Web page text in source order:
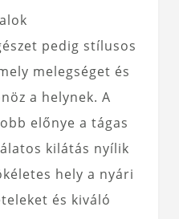
pedig stílusos
melegséget és
a helynek. A
előnye a tágas
kilátás nyílik
hely a nyári
és kiváló